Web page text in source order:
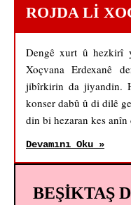
ROJDA LI
Dengê xurt û hezkirî
Xoçvana Erdexanê
jibîrkirin da jiyandin.
konser dabû û di dilê
din bi hezaran kes anîn
Devamını Oku »
BEŞİKTAŞ